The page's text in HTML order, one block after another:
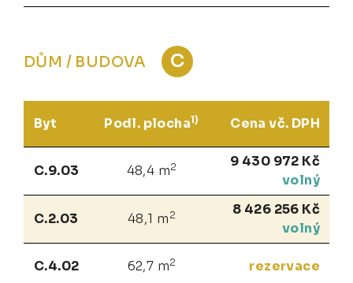
DŮM / BUDOVA C
Byt Podl. plocha1) Cena vč. DPH
C.9.03 48,4 m2
9 430 972 Kč
volný
C.2.03 48,1 m 2
8 426 256 Kč
volný
C.4.02 62,7 m2 rezervace